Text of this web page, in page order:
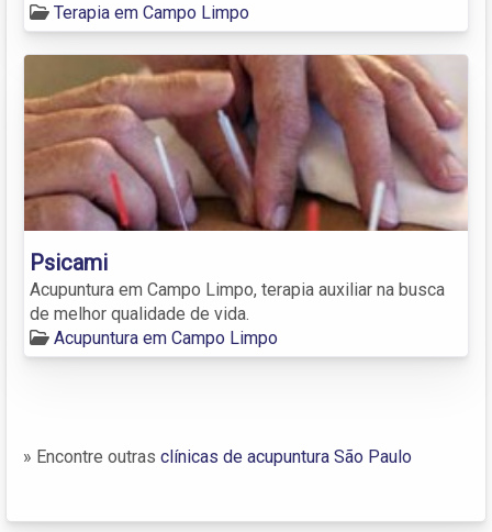
Terapia em Campo Limpo
Psicami
Acupuntura em Campo Limpo, terapia auxiliar na busca
de melhor qualidade de vida.
Acupuntura em Campo Limpo
» Encontre outras clínicas de acupuntura São Paulo